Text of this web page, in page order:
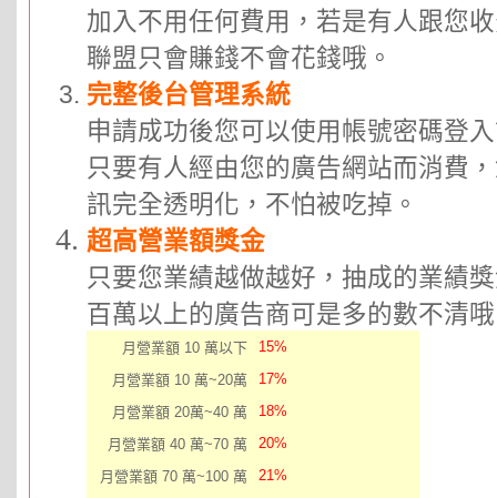
加入不用任何費用，若是有人跟您
聯盟只會賺錢不會花錢哦。
完整後台管理系統
申請成功後您可以使用帳號密碼登
只要有人經由您的廣告網站而消費
訊完全透明化，不怕被吃掉。
超高營業額獎金
只要您業績越做越好，抽成的業績
百萬以上的廣告商可是多的數不清
月營業額 10 萬以下
15%
月營業額 10 萬~20萬
17%
月營業額 20萬~40 萬
18%
月營業額 40 萬~70 萬
20%
月營業額 70 萬~100 萬
21%